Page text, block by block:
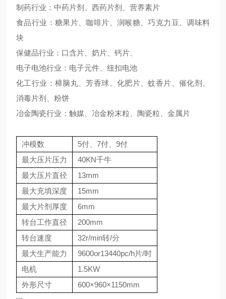
制药行业：中药片剂、西药片剂、营养素片
食品行业：糖果片、咖啡片、润喉糖、巧克力豆、调味料
块
保健品行业：口含片、奶片、钙片、
电子电池行业：电子元件、纽扣电池
化工行业：樟脑丸、芳香球、化肥片、蚊香片、催化剂、
消毒片剂、粉饼
冶金陶瓷行业：触媒、冶金粉末粒、陶瓷粒、金属片
冲模数
5付、7付、9付
最大压片压力
40KN千牛
最大压片直径
13mm
最大充填深度
15mm
最大片剂厚度
6mm
转台工作直径
200mm
转台速度
32r/min转/分
最大生产能力
9600or13440pc/h片/时
电机
1.5KW
外形尺寸
600×960×1150mm